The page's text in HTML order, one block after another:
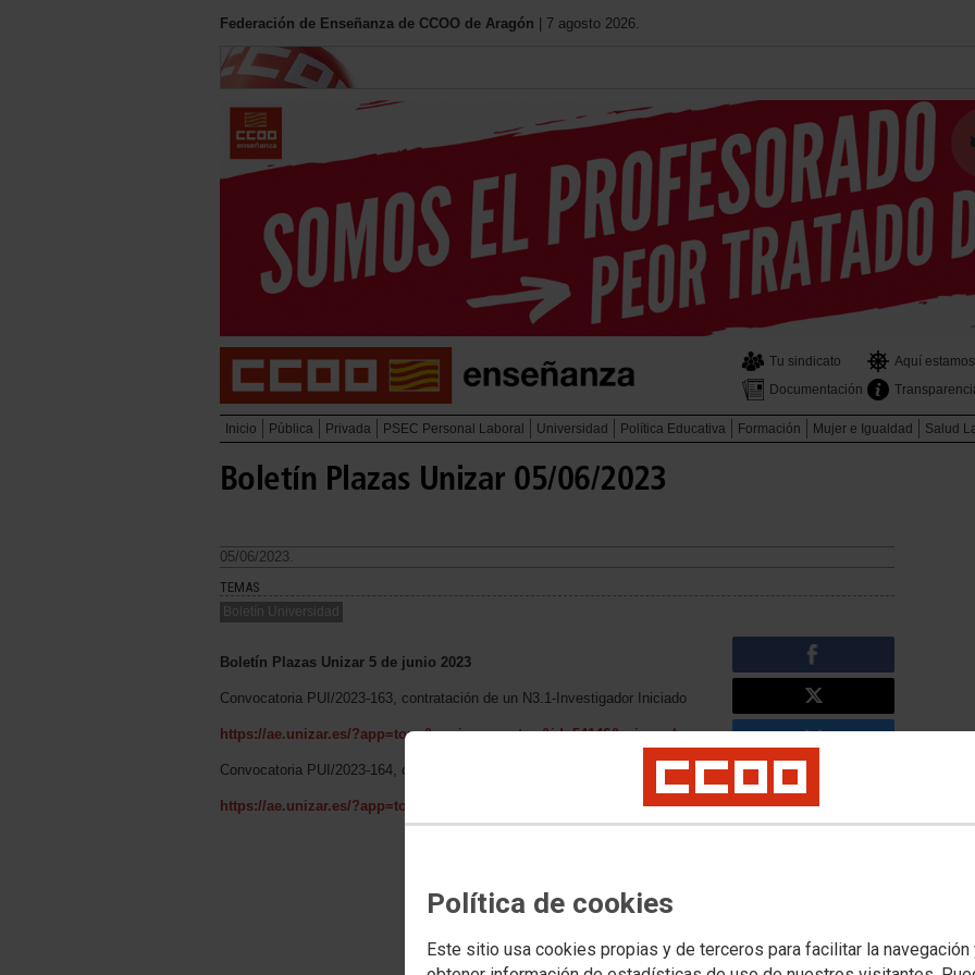
Política de cookies
Este sitio usa cookies propias y de terceros para facilitar la navegación
Federación de Enseñanza de CCOO de Aragón | 7 agosto 2026.
Tu sindicato Aquí estamos
Documentación
Inicio Pública Privada PSEC Personal Laboral Universidad Política Educativa Formación Mujer e Igualdad Salud
Boletín Plazas Unizar 05/06/2023
05/06/2023.
TEMAS
Boletín Universidad
Boletín Plazas Unizar 5 de junio 2023
Convocatoria PUI/2023-163, contratación de un N3.1-Investigador Iniciado
https://ae.unizar.es/?app=touz&opcion=mostrar&id=54146&origen=buscar
Convocatoria PUI/2023-164, contratación de un N4-Investigador Novel
https://ae.unizar.es/?app=touz&opcion=mostrar&id=54147&origen=buscar
28/09/2021